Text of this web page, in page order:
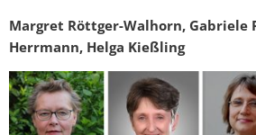
Margret Röttger-Walhorn, Gabriele
Herrmann, Helga Kießling